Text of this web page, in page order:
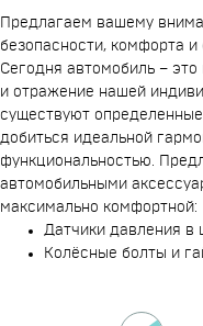
Предлагаем вашему
безопасности, комфорта и
Сегодня автомобиль –
и отражение нашей
существуют
добиться идеальной
функциональностью.
автомобильными
максимально комфортной:
Датчики давления в
Колёсные болты и